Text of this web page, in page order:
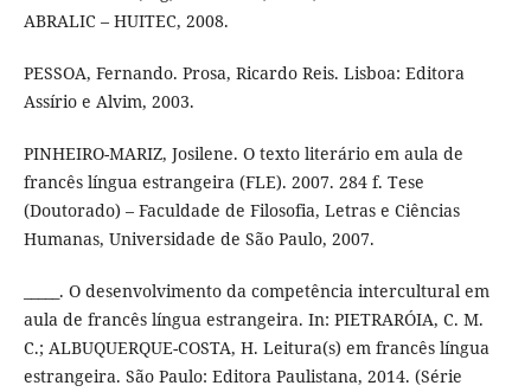
ABRALIC – HUITEC, 2008.
PESSOA, Fernando. Prosa, Ricardo Reis. Lisboa: Editora
Assírio e Alvim, 2003.
PINHEIRO-MARIZ, Josilene. O texto literário em aula de
francês língua estrangeira (FLE). 2007. 284 f. Tese
(Doutorado) – Faculdade de Filosofia, Letras e Ciências
Humanas, Universidade de São Paulo, 2007.
_____. O desenvolvimento da competência intercultural em
aula de francês língua estrangeira. In: PIETRARÓIA, C. M.
C.; ALBUQUERQUE-COSTA, H. Leitura(s) em francês língua
estrangeira. São Paulo: Editora Paulistana, 2014. (Série